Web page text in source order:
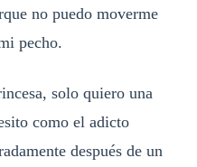
no puedo moverme
pecho.
solo quiero una
como el adicto
después de un